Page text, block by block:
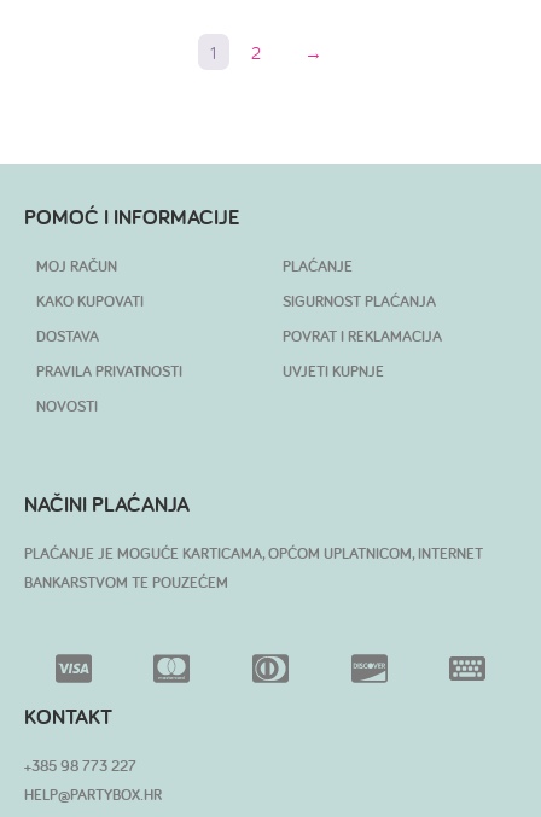
1 2 →
POMOĆ I INFORMACIJE
MOJ RAČUN
KAKO KUPOVATI
DOSTAVA
PRAVILA PRIVATNOSTI
NOVOSTI
PLAĆANJE
SIGURNOST PLAĆANJA
POVRAT I REKLAMACIJA
UVJETI KUPNJE
NAČINI PLAĆANJA
PLAĆANJE JE MOGUĆE KARTICAMA, OPĆOM UPLATNICOM, INTERNET
BANKARSTVOM TE POUZEĆEM
KONTAKT
+385 98 773 227
HELP@PARTYBOX.HR